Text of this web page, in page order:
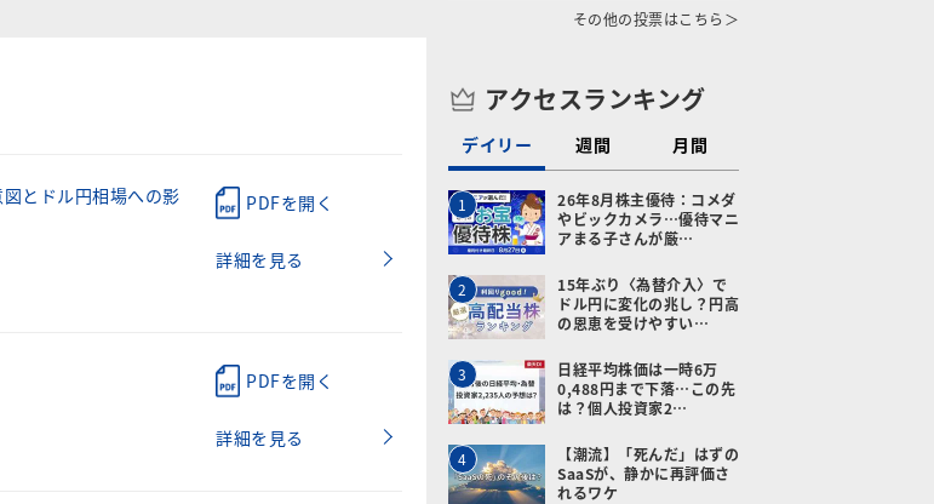
とドル円相場への影
PDFを開く
詳細を見る
PDFを開く
詳細を見る
その他の投票はこちら＞
アクセスランキング
デイリー 週間 月間
1
26年8月株主優待：コメダ
やビックカメラ…優待マニ
アまる子さんが厳…
2
15年ぶり〈為替介入〉で
ドル円に変化の兆し？円高
の恩恵を受けやすい…
3
日経平均株価は一時6万
0,488円まで下落…この先
は？個人投資家2…
4
【潮流】「死んだ」はずの
SaaSが、静かに再評価さ
れるワケ